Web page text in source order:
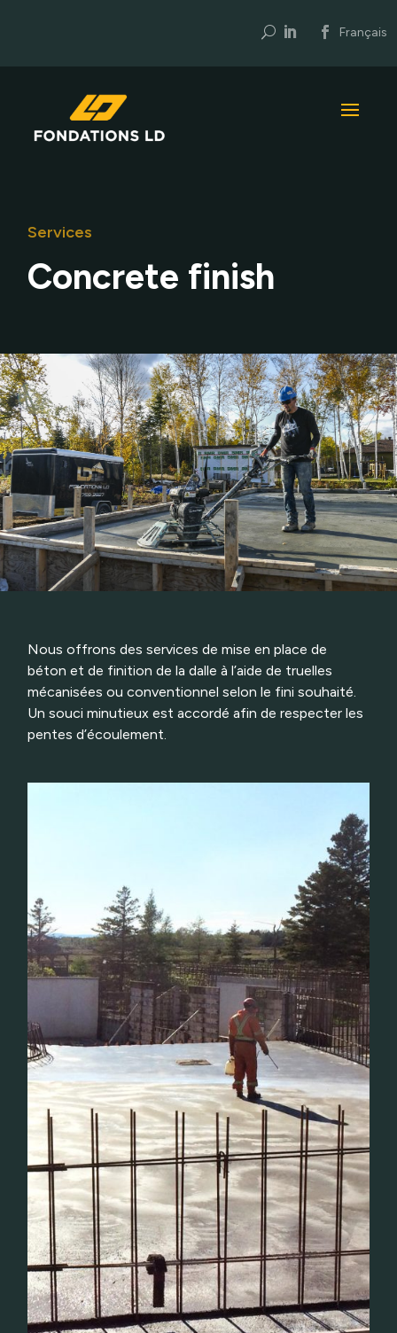
U Français
Services
Concrete finish
Nous offrons des services de mise en place de
béton et de finition de la dalle à l’aide de truelles
mécanisées ou conventionnel selon le fini souhaité.
Un souci minutieux est accordé afin de respecter les
pentes d’écoulement.